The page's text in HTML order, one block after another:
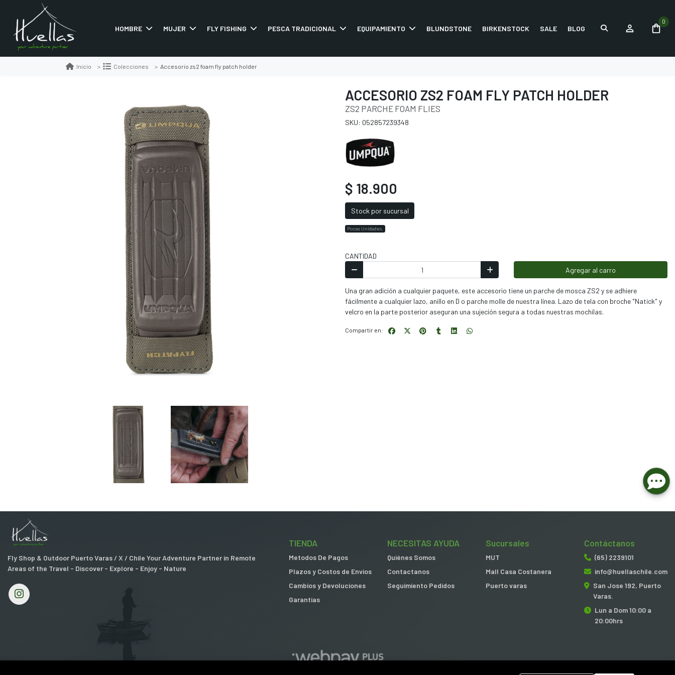
HOMBRE MUJER FLY FISHING PESCA TRADICIONAL EQUIPAMIENTO BLUNDSTONE BIRKENSTOCK SALE BLOG
0
Inicio Colecciones Accesorio zs2 foam fly patch holder
ACCESORIO ZS2 FOAM FLY PATCH HOLDER
ZS2 PARCHE FOAM FLIES
SKU: 052857239348
$ 18.900
Stock por sucursal
Pocas Unidades.
CANTIDAD
Agregar al carro
Una gran adición a cualquier paquete, este accesorio tiene un parche de mosca ZS2 y se adhiere
fácilmente a cualquier lazo, anillo en D o parche molle de nuestra línea. Lazo de tela con broche "Natick" y
velcro en la parte posterior aseguran una sujeción segura a todas nuestras mochilas.
Compartir en:
Fly Shop & Outdoor Puerto Varas / X / Chile Your Adventure Partner in Remote
Areas of the Travel - Discover - Explore - Enjoy - Nature
TIENDA
Metodos De Pagos
Plazos y Costos de Envios
Cambios y Devoluciones
Garantias
NECESITAS AYUDA
Quiénes Somos
Contactanos
Seguimiento Pedidos
Sucursales
MUT
Mall Casa Costanera
Puerto varas
Contáctanos
(65) 2239101
info@huellaschile.com
San Jose 192, Puerto
Varas.
Lun a Dom 10:00 a
20:00hrs